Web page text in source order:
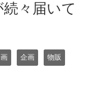
続々届いて
企画 物販